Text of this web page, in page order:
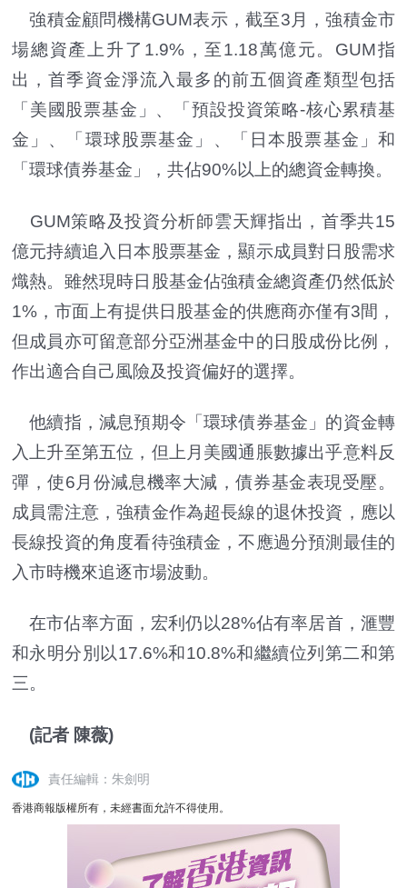
強積金顧問機構GUM表示，截至3月，強積金市
場總資產上升了1.9%，至1.18萬億元。GUM指
出，首季資金淨流入最多的前五個資產類型包括
「美國股票基金」、「預設投資策略-核心累積基
金」、「環球股票基金」、「日本股票基金」和
「環球債券基金」，共佔90%以上的總資金轉換。
GUM策略及投資分析師雲天輝指出，首季共15
億元持續追入日本股票基金，顯示成員對日股需求
熾熱。雖然現時日股基金佔強積金總資產仍然低於
1%，市面上有提供日股基金的供應商亦僅有3間，
但成員亦可留意部分亞洲基金中的日股成份比例，
作出適合自己風險及投資偏好的選擇。
他續指，減息預期令「環球債券基金」的資金轉
入上升至第五位，但上月美國通脹數據出乎意料反
彈，使6月份減息機率大減，債券基金表現受壓。
成員需注意，強積金作為超長線的退休投資，應以
長線投資的角度看待強積金，不應過分預測最佳的
入市時機來追逐市場波動。
在市佔率方面，宏利仍以28%佔有率居首，滙豐
和永明分別以17.6%和10.8%和繼續位列第二和第
三。
(記者 陳薇)
責任編輯：朱劍明
香港商報版權所有，未經書面允許不得使用。